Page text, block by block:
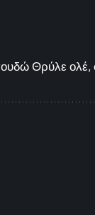
Θρύλε ολέ,